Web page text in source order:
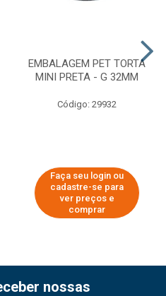
EMBALAGEM PET TORTA
MINI PRETA - G 32MM
Código: 29932
Faça seu login ou
cadastre-se para
ver preços e
comprar
nossas